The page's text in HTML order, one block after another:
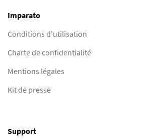
Imparato
Conditions d'utilisation
Charte de confidentialité
Mentions légales
Kit de presse
Support